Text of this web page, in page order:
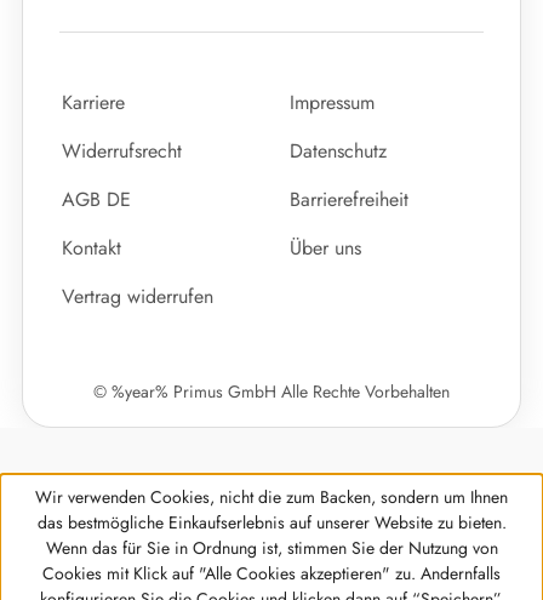
Karriere
Impressum
Widerrufsrecht
Datenschutz
AGB DE
Barrierefreiheit
Kontakt
Über uns
Vertrag widerrufen
© %year% Primus GmbH Alle Rechte Vorbehalten
Werkzeugleiste anzeigen
Wir verwenden Cookies, nicht die zum Backen, sondern um Ihnen
das bestmögliche Einkaufserlebnis auf unserer Website zu bieten.
Wenn das für Sie in Ordnung ist, stimmen Sie der Nutzung von
Cookies mit Klick auf "Alle Cookies akzeptieren" zu. Andernfalls